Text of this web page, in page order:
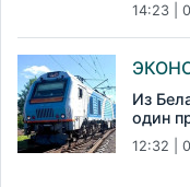
14:23 |
Из
один
12:32 |